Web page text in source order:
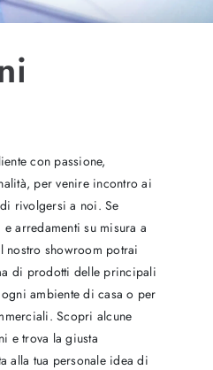
con passione,
per venire incontro ai
rivolgersi a noi. Se
arredamenti su misura a
nostro showroom potrai
di prodotti delle principali
ambiente di casa o per
Scopri alcune
e trova la giusta
alla tua personale idea di